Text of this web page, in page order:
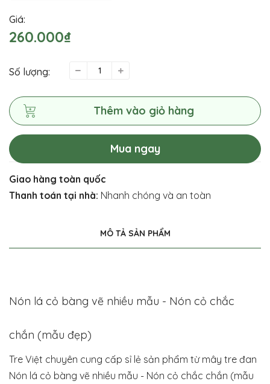
Giá:
260.000₫
Số lượng:
Thêm vào giỏ hàng
Mua ngay
Giao hàng toàn quốc
Thanh toán tại nhà: Nhanh chóng và an toàn
MÔ TẢ SẢN PHẨM
Nón lá cỏ bàng vẽ nhiều mẫu - Nón cỏ chắc
chắn (mẫu đẹp)
Tre Việt chuyên cung cấp sỉ lẻ sản phẩm từ mây tre đan
Nón lá cỏ bàng vẽ nhiều mẫu - Nón cỏ chắc chắn (mẫu